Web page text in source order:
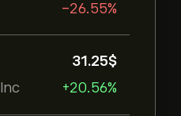
-26.55%
31.25‎$‎
+20.56%